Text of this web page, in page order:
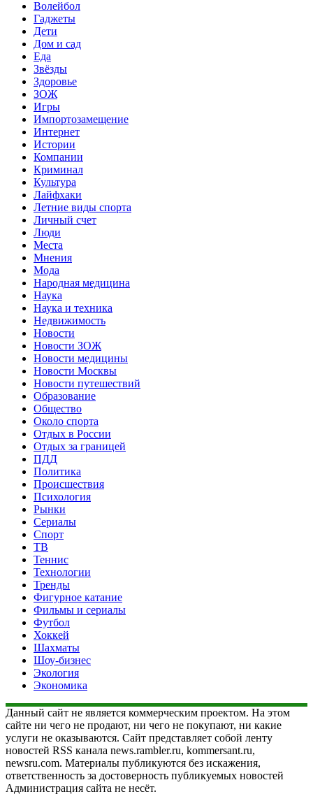
Волейбол
Гаджеты
Дети
Дом и сад
Еда
Звёзды
Здоровье
ЗОЖ
Игры
Импортозамещение
Интернет
Истории
Компании
Криминал
Культура
Лайфхаки
Летние виды спорта
Личный счет
Люди
Места
Мнения
Мода
Народная медицина
Наука
Наука и техника
Недвижимость
Новости
Новости ЗОЖ
Новости медицины
Новости Москвы
Новости путешествий
Образование
Общество
Около спорта
Отдых в России
Отдых за границей
ПДД
Политика
Происшествия
Психология
Рынки
Сериалы
Спорт
ТВ
Теннис
Технологии
Тренды
Фигурное катание
Фильмы и сериалы
Футбол
Хоккей
Шахматы
Шоу-бизнес
Экология
Экономика
Данный сайт не является коммерческим проектом. На этом
сайте ни чего не продают, ни чего не покупают, ни какие
услуги не оказываются. Сайт представляет собой ленту
новостей RSS канала news.rambler.ru, kommersant.ru,
newsru.com. Материалы публикуются без искажения,
ответственность за достоверность публикуемых новостей
Администрация сайта не несёт.